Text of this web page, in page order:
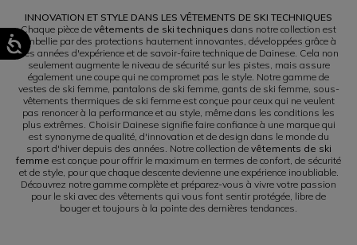
INNOVATION ET STYLE DANS LES VÊTEMENTS DE SKI TECHNIQUES
Chaque pièce de vêtements de ski techniques dans notre collection est
embellie par des protections hautement innovantes, développées grâce à
des années d'expérience et de savoir-faire technique de Dainese. Cela non
seulement augmente le niveau de sécurité sur les pistes, mais assure
également une coupe qui ne compromet pas le style. Notre gamme de
vestes de ski femme, pantalons de ski femme, gants de ski femme, sous-
vêtements thermiques de ski femme est conçue pour ceux qui ne veulent
pas renoncer à la performance et au style, même dans les conditions les
plus extrêmes. Choisir Dainese signifie faire confiance à une marque qui
est synonyme de qualité, d'innovation et de design dans le monde du
sport d'hiver depuis des années. Notre collection de vêtements de ski
femme est conçue pour offrir le maximum en termes de confort, de sécurité
et de style, pour que chaque descente devienne une expérience inoubliable.
Découvrez notre gamme complète et préparez-vous à vivre votre passion
pour le ski avec des vêtements qui vous font sentir protégée, libre de
bouger et toujours à la pointe des dernières tendances.